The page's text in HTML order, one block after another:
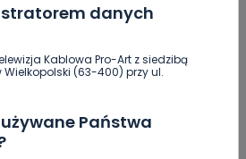
danych
Kablowa Pro-Art z siedzibą
(63-400) przy ul.
Państwa
CIEKAWOSTKI
I FINANSE